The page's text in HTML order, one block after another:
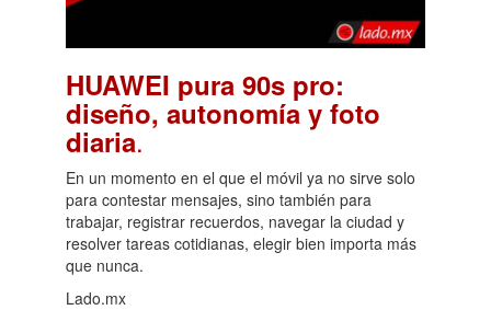
HUAWEI pura 90s pro:
diseño, autonomía y foto
diaria.
En un momento en el que el móvil ya no sirve solo
para contestar mensajes, sino también para
trabajar, registrar recuerdos, navegar la ciudad y
resolver tareas cotidianas, elegir bien importa más
que nunca.
Lado.mx